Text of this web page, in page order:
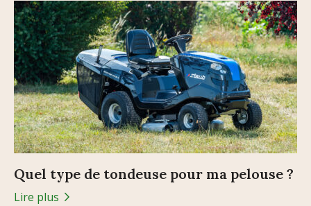
Quel type de tondeuse pour ma pelouse ?
Lire plus